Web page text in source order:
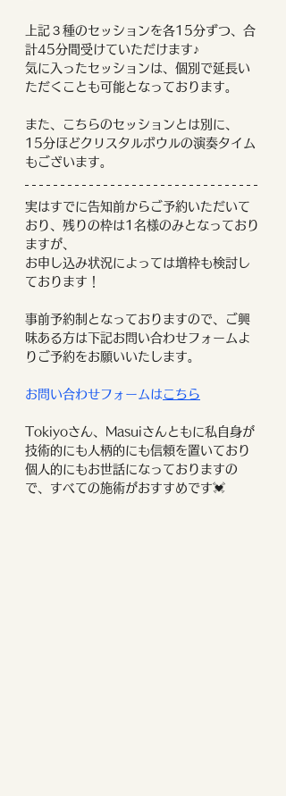
上記３種のセッションを各15分ずつ、合
計45分間受けていただけます♪
気に入ったセッションは、個別で延長い
ただくことも可能となっております。
また、こちらのセッションとは別に、
15分ほどクリスタルボウルの演奏タイム
もございます。
実はすでに告知前からご予約いただいて
おり、残りの枠は1名様のみとなっており
ますが、
お申し込み状況によっては増枠も検討し
ております！
事前予約制となっておりますので、ご興
味ある方は下記お問い合わせフォームよ
りご予約をお願いいたします。
お問い合わせフォームは こちら
Tokiyoさん、Masuiさんともに私自身が
技術的にも人柄的にも信頼を置いており
個人的にもお世話になっておりますの
で、すべての施術がおすすめです💓